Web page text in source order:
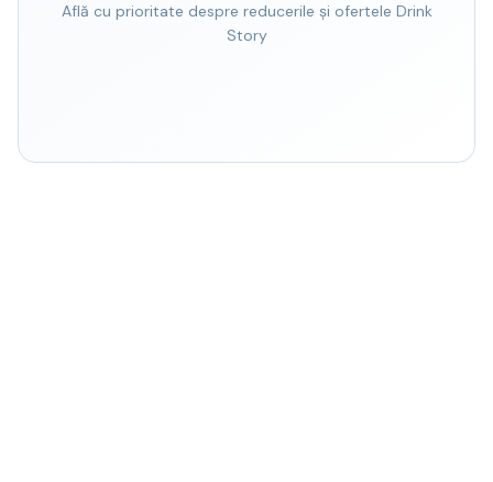
Află cu prioritate despre reducerile și ofertele Drink
Story